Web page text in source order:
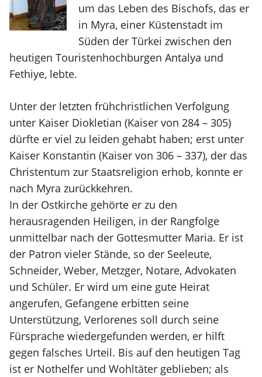
um das Leben des Bischofs, das er
in Myra, einer Küstenstadt im
Süden der Türkei zwischen den
heutigen Touristenhochburgen Antalya und
Fethiye, lebte.
Unter der letzten frühchristlichen Verfolgung
unter Kaiser Diokletian (Kaiser von 284 – 305)
dürfte er viel zu leiden gehabt haben; erst unter
Kaiser Konstantin (Kaiser von 306 – 337), der das
Christentum zur Staatsreligion erhob, konnte er
nach Myra zurückkehren.
In der Ostkirche gehörte er zu den
herausragenden Heiligen, in der Rangfolge
unmittelbar nach der Gottesmutter Maria. Er ist
der Patron vieler Stände, so der Seeleute,
Schneider, Weber, Metzger, Notare, Advokaten
und Schüler. Er wird um eine gute Heirat
angerufen, Gefangene erbitten seine
Unterstützung, Verlorenes soll durch seine
Fürsprache wiedergefunden werden, er hilft
gegen falsches Urteil. Bis auf den heutigen Tag
ist er Nothelfer und Wohltäter geblieben; als